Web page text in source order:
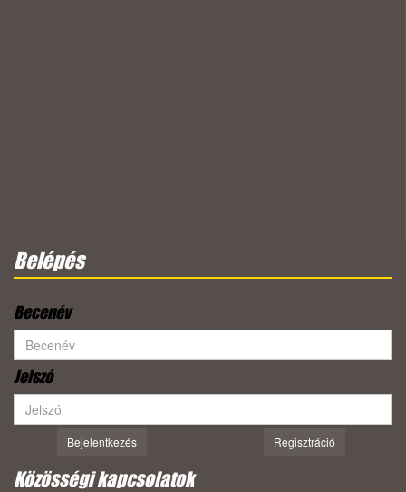
Belépés
Becenév
Jelszó
Bejelentkezés Regisztráció
Közösségi kapcsolatok